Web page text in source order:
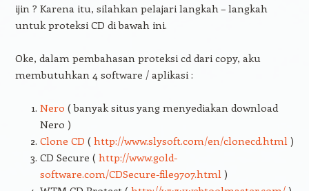
ijin ? Karena itu, silahkan pelajari langkah – langkah
untuk proteksi CD di bawah ini.
Oke, dalam pembahasan proteksi cd dari copy, aku
membutuhkan 4 software / aplikasi :
Nero ( banyak situs yang menyediakan download
Nero )
Clone CD ( http://www.slysoft.com/en/clonecd.html )
CD Secure ( http://www.gold-
software.com/CDSecure-file9707.html )